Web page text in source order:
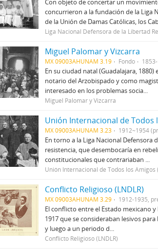
Con objeto de concertar un
concurrieron a la fundación de la Liga
de la Unión de Damas Católicas, los
Liga Nacional Defensora de la Libertad
Miguel Palomar y Vizcarra
MX 09003AHUNAM 3.19 Fondo
En su ciudad natal (Guadalajara,
notario del Arzobispado y como
interesado en los problemas socia...
Miguel Palomar y Vizcarra
Unión Internacional de Todos
MX 09003AHUNAM 3.23 1912~1954
En torno a la Liga Nacional Defensora
resistencia, que desembocaría en
constitucionales que contrariaban ...
Unión Internacional de Todos los Amigos
Conflicto Religioso (LNDLR)
MX 09003AHUNAM 3.29 1912-1935,
El conflicto entre el Estado mexicano
1917 que se consideraban lesivos
y luego a un periodo d...
Conflicto Religioso (LNDLR)